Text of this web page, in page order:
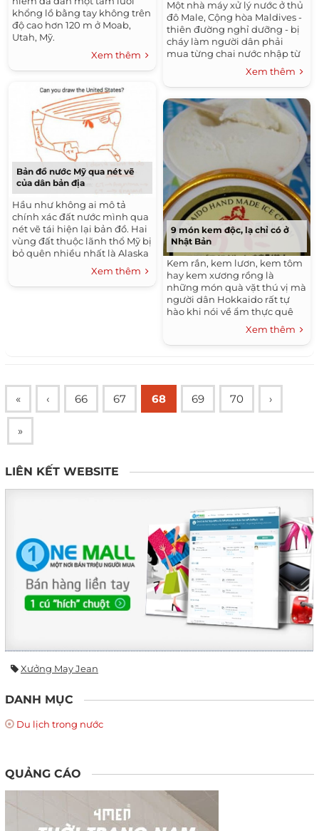
khổng lồ bằng tay không trên
độ cao hơn 120 m ở Moab,
Utah, Mỹ.
Xem thêm
Bản đồ nước Mỹ qua nét vẽ
của dân bản địa
Hầu như không ai mô tả
chính xác đất nước mình qua
nét vẽ tái hiện lại bản đồ. Hai
vùng đất thuộc lãnh thổ Mỹ bị
bỏ quên nhiều nhất là Alaska
Xem thêm
Một nhà máy xử lý nước ở thủ
đô Male, Cộng hòa Maldives -
thiên đường nghỉ dưỡng - bị
cháy làm người dân phải
mua từng chai nước nhập từ
Xem thêm
9 món kem độc, lạ chỉ có ở
Nhật Bản
Kem rắn, kem lươn, kem tôm
hay kem xương rồng là
những món quà vặt thú vị mà
người dân Hokkaido rất tự
hào khi nói về ẩm thực quê
Xem thêm
« ‹ 66 67 68 69 70 ›
»
LIÊN KẾT WEBSITE
Xưởng May Jean
DANH MỤC
Du lịch trong nước
QUẢNG CÁO